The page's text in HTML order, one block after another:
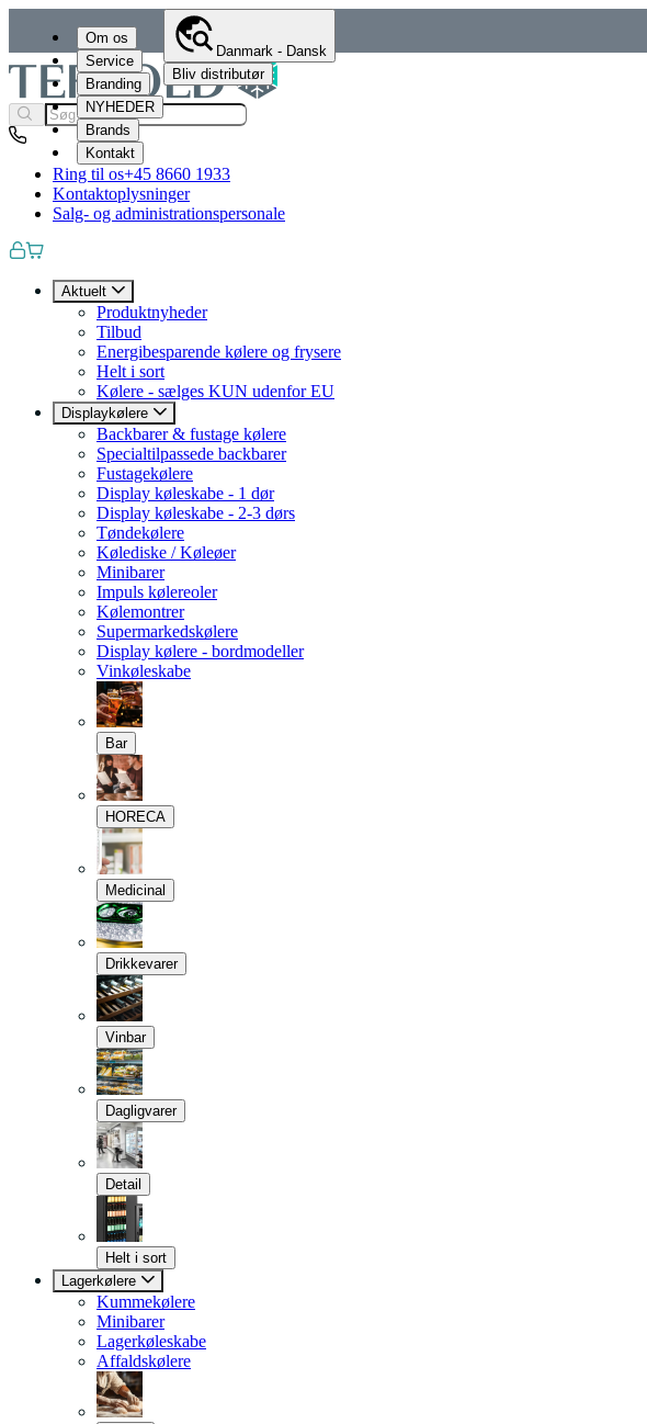
Om os
Service
Branding
NYHEDER
Brands
Kontakt
Danmark - Dansk
Bliv distributør
Ring til os+45 8660 1933
Kontaktoplysninger
Salg- og administrationspersonale
Aktuelt
Produktnyheder
Tilbud
Energibesparende kølere og frysere
Helt i sort
Kølere - sælges KUN udenfor EU
Displaykølere
Backbarer & fustage kølere
Specialtilpassede backbarer
Fustagekølere
Display køleskabe - 1 dør
Display køleskabe - 2-3 dørs
Tøndekølere
Kølediske / Køleøer
Minibarer
Impuls kølereoler
Kølemontrer
Supermarkedskølere
Display kølere - bordmodeller
Vinkøleskabe
Bar
HORECA
Medicinal
Drikkevarer
Vinbar
Dagligvarer
Detail
Helt i sort
Lagerkølere
Kummekølere
Minibarer
Lagerkøleskabe
Affaldskølere